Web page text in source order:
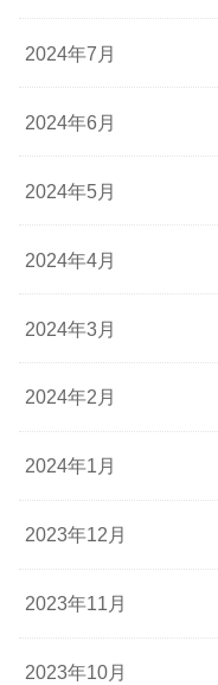
2024年7月
2024年6月
2024年5月
2024年4月
2024年3月
2024年2月
2024年1月
2023年12月
2023年11月
2023年10月